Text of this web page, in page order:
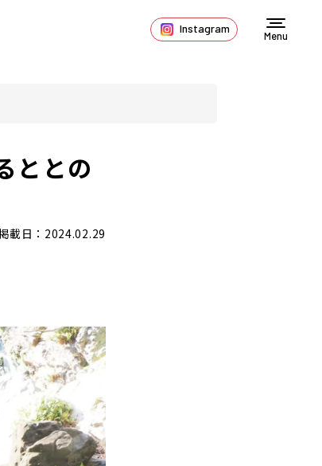
Instagram
Menu
ととの
載日：2024.02.29